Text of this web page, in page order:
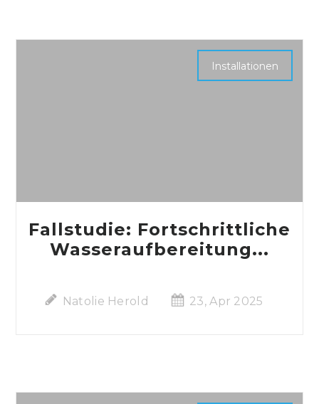
Installationen
Fallstudie: Fortschrittliche
Wasseraufbereitung...
Natolie Herold 23, Apr 2025